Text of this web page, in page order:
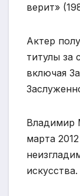
верит»
Актер
титулы за
включая
Владимир
марта
искусства.